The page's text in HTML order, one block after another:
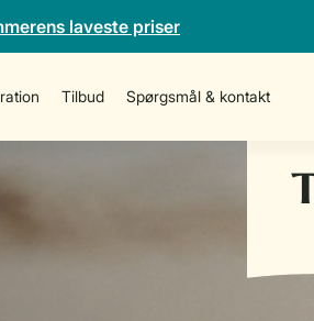
laveste priser
Tilbud Spørgsmål & kontakt